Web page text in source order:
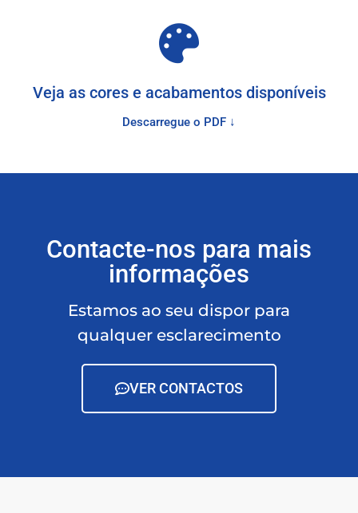
Veja as cores e acabamentos disponíveis
Descarregue o PDF ↓
Contacte-nos para mais
informações
Estamos ao seu dispor para
qualquer esclarecimento
VER CONTACTOS